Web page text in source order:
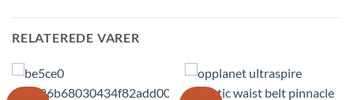
RELATEREDE VARER